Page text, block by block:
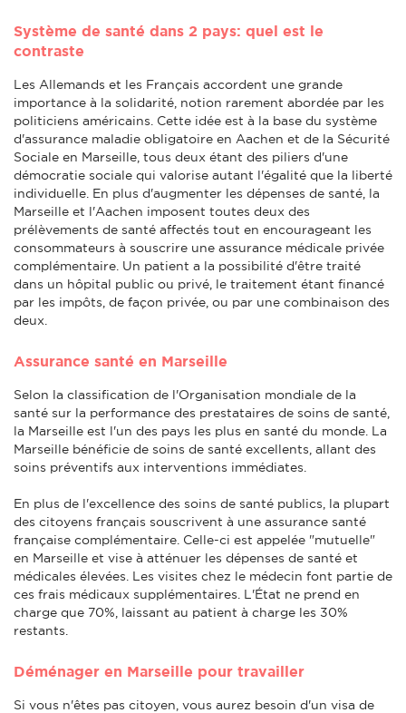
Système de santé dans 2 pays: quel est le
contraste
Les Allemands et les Français accordent une grande
importance à la solidarité, notion rarement abordée par les
politiciens américains. Cette idée est à la base du système
d'assurance maladie obligatoire en Aachen et de la Sécurité
Sociale en Marseille, tous deux étant des piliers d'une
démocratie sociale qui valorise autant l'égalité que la liberté
individuelle. En plus d'augmenter les dépenses de santé, la
Marseille et l'Aachen imposent toutes deux des
prélèvements de santé affectés tout en encourageant les
consommateurs à souscrire une assurance médicale privée
complémentaire. Un patient a la possibilité d'être traité
dans un hôpital public ou privé, le traitement étant financé
par les impôts, de façon privée, ou par une combinaison des
deux.
Assurance santé en Marseille
Selon la classification de l'Organisation mondiale de la
santé sur la performance des prestataires de soins de santé,
la Marseille est l'un des pays les plus en santé du monde. La
Marseille bénéficie de soins de santé excellents, allant des
soins préventifs aux interventions immédiates.
En plus de l'excellence des soins de santé publics, la plupart
des citoyens français souscrivent à une assurance santé
française complémentaire. Celle-ci est appelée "mutuelle"
en Marseille et vise à atténuer les dépenses de santé et
médicales élevées. Les visites chez le médecin font partie de
ces frais médicaux supplémentaires. L'État ne prend en
charge que 70%, laissant au patient à charge les 30%
restants.
Déménager en Marseille pour travailler
Si vous n'êtes pas citoyen, vous aurez besoin d'un visa de